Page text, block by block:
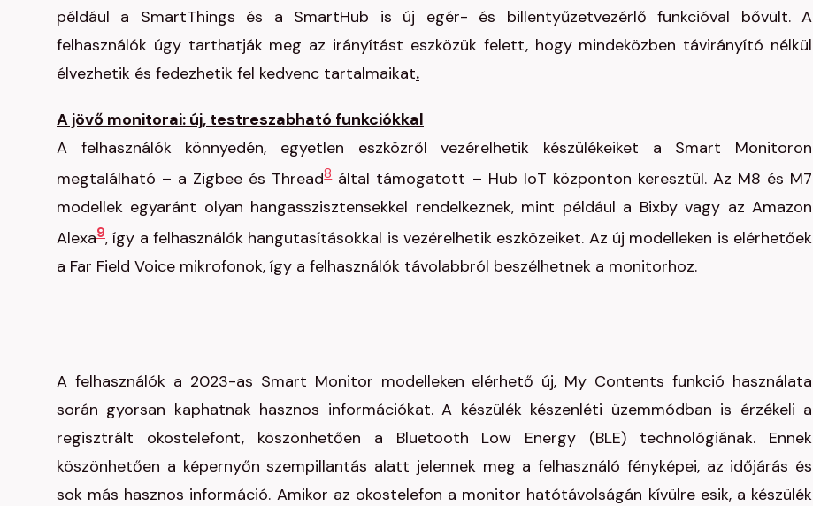
például a SmartThings és a SmartHub is új egér- és billentyűzetvezérlő funkcióval bővült. A
felhasználók úgy tarthatják meg az irányítást eszközük felett, hogy mindeközben távirányító nélkül
élvezhetik és fedezhetik fel kedvenc tartalmaikat.
A jövő monitorai: új, testreszabható funkciókkal
A felhasználók könnyedén, egyetlen eszközről vezérelhetik készülékeiket a Smart Monitoron
megtalálható – a Zigbee és Thread8által támogatott – Hub IoT központon keresztül. Az M8 és M7
modellek egyaránt olyan hangasszisztensekkel rendelkeznek, mint például a Bixby vagy az Amazon
Alexa9, így a felhasználók hangutasításokkal is vezérelhetik eszközeiket. Az új modelleken is elérhetőek
a Far Field Voice mikrofonok, így a felhasználók távolabbról beszélhetnek a monitorhoz.
A felhasználók a 2023-as Smart Monitor modelleken elérhető új, My Contents funkció használata
során gyorsan kaphatnak hasznos információkat. A készülék készenléti üzemmódban is érzékeli a
regisztrált okostelefont, köszönhetően a Bluetooth Low Energy (BLE) technológiának. Ennek
köszönhetően a képernyőn szempillantás alatt jelennek meg a felhasználó fényképei, az időjárás és
sok más hasznos információ. Amikor az okostelefon a monitor hatótávolságán kívülre esik, a készülék